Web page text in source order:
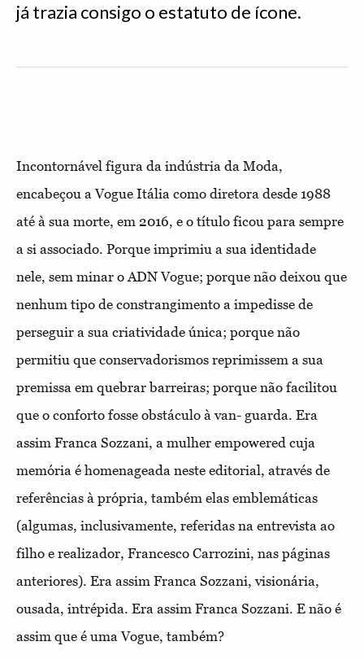
já trazia consigo o estatuto de ícone.
Incontornável figura da indústria da Moda,
encabeçou a Vogue Itália como diretora desde 1988
até à sua morte, em 2016, e o título ficou para sempre
a si associado. Porque imprimiu a sua identidade
nele, sem minar o ADN Vogue; porque não deixou que
nenhum tipo de constrangimento a impedisse de
perseguir a sua criatividade única; porque não
permitiu que conservadorismos reprimissem a sua
premissa em quebrar barreiras; porque não facilitou
que o conforto fosse obstáculo à van- guarda. Era
assim Franca Sozzani, a mulher empowered cuja
memória é homenageada neste editorial, através de
referências à própria, também elas emblemáticas
(algumas, inclusivamente, referidas na entrevista ao
filho e realizador, Francesco Carrozini, nas páginas
anteriores). Era assim Franca Sozzani, visionária,
ousada, intrépida. Era assim Franca Sozzani. E não é
assim que é uma Vogue, também?